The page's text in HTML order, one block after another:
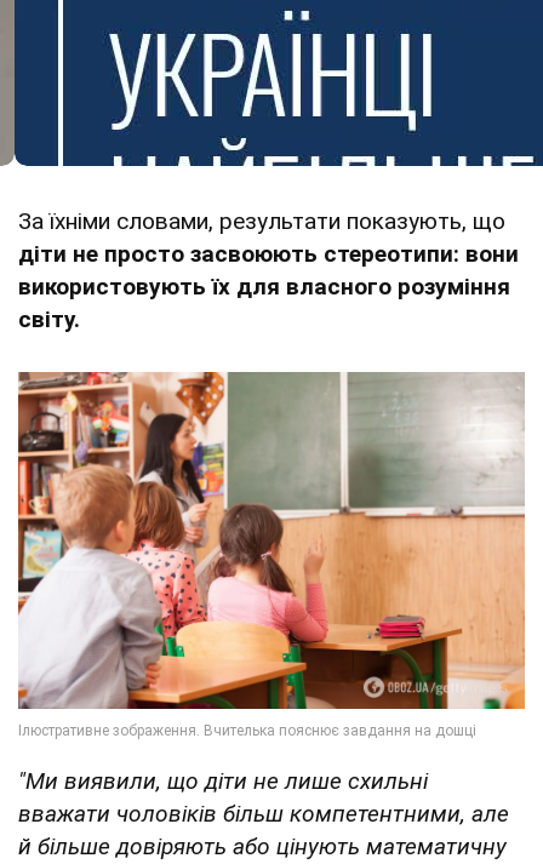
За їхніми словами, результати показують, що
діти не просто засвоюють стереотипи: вони
використовують їх для власного розуміння
світу.
"Ми виявили, що діти не лише схильні
вважати чоловіків більш компетентними, але
й більше довіряють або цінують математичну